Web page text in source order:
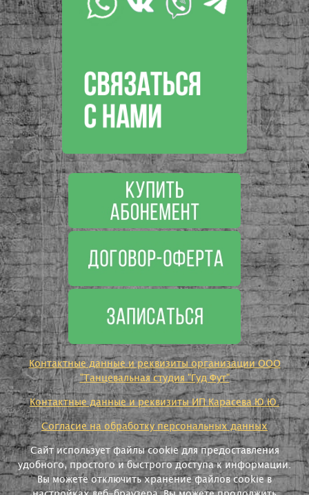
Контактные данные и реквизиты организации ООО
"Танцевальная студия "Гуд Фут"
Контактные данные и реквизиты ИП Карасева Ю.Ю.
Согласие на обработку персональных данных
Сайт использует файлы cookie для предоставления
удобного, простого и быстрого доступа к информации.
Вы можете отключить хранение файлов cookie в